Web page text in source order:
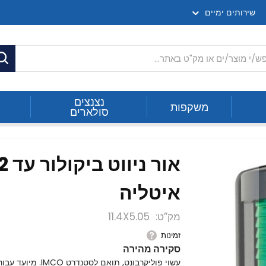
שירותים ימיים
משקפות נצנצים
סולארים
איטליה
מק”ט 11.4X5.05
זמינות
סקירה מהירה